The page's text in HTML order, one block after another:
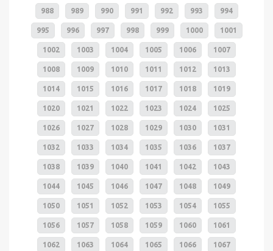
988 989 990 991 992 993 994
995 996 997 998 999 1000 1001
1002 1003 1004 1005 1006 1007
1008 1009 1010 1011 1012 1013
1014 1015 1016 1017 1018 1019
1020 1021 1022 1023 1024 1025
1026 1027 1028 1029 1030 1031
1032 1033 1034 1035 1036 1037
1038 1039 1040 1041 1042 1043
1044 1045 1046 1047 1048 1049
1050 1051 1052 1053 1054 1055
1056 1057 1058 1059 1060 1061
1062 1063 1064 1065 1066 1067